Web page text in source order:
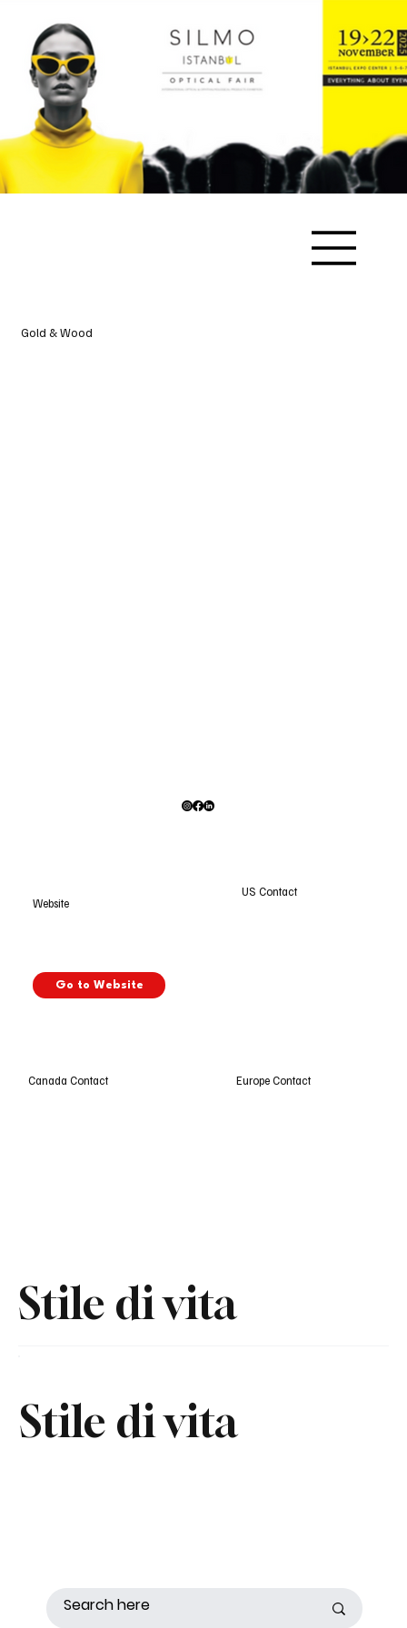
Stile di vita
Gold & Wood
Website
Go to Website
US Contact
Canada Contact Europe Contact
Stile di vita